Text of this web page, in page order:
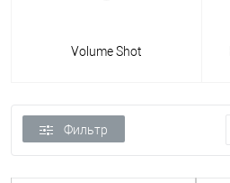
Volume Shot
Фильтр